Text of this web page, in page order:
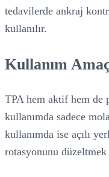
tedavilerde ankraj
kullanılır.
Kullanım
TPA hem aktif hem de
kullanımda sadece
kullanımda ise açılı
rotasyonunu